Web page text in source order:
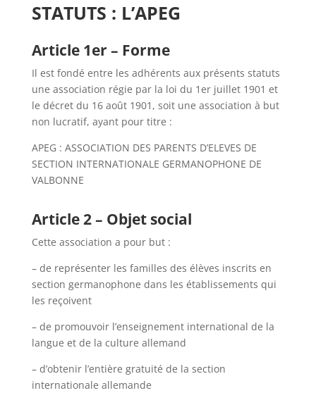
STATUTS : L’APEG
Article 1er – Forme
Il est fondé entre les adhérents aux présents statuts
une association régie par la loi du 1er juillet 1901 et
le décret du 16 août 1901, soit une association à but
non lucratif, ayant pour titre :
APEG : ASSOCIATION DES PARENTS D’ELEVES DE
SECTION INTERNATIONALE GERMANOPHONE DE
VALBONNE
Article 2 – Objet social
Cette association a pour but :
– de représenter les familles des élèves inscrits en
section germanophone dans les établissements qui
les reçoivent
– de promouvoir l’enseignement international de la
langue et de la culture allemand
– d’obtenir l’entière gratuité de la section
internationale allemande